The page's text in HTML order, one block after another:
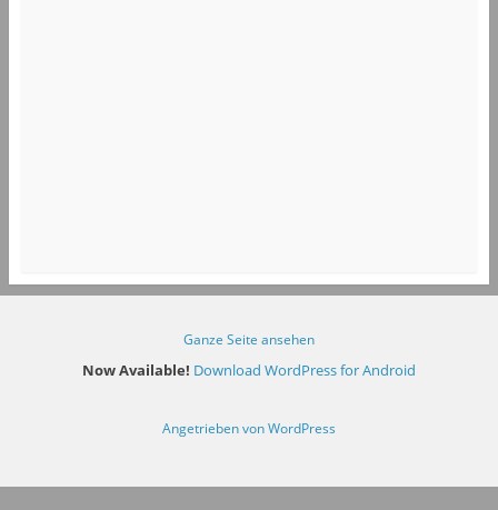
Ganze Seite ansehen
Now Available! Download WordPress for Android
Angetrieben von WordPress